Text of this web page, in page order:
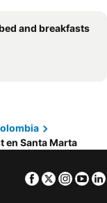
and breakfasts
en Santa Marta
Facebook
Twitter